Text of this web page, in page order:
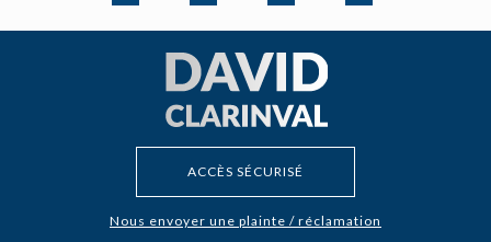
ACCÈS SÉCURISÉ
Nous envoyer une plainte / réclamation